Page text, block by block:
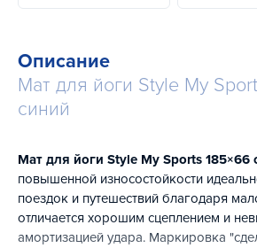
Описание
Мат для йоги Style My
синий
Мат для йоги Style My Sports 185×66
повышенной износостойкости
поездок и путешествий благодаря
отличается хорошим сцеплением и
амортизацией удара. Маркировка